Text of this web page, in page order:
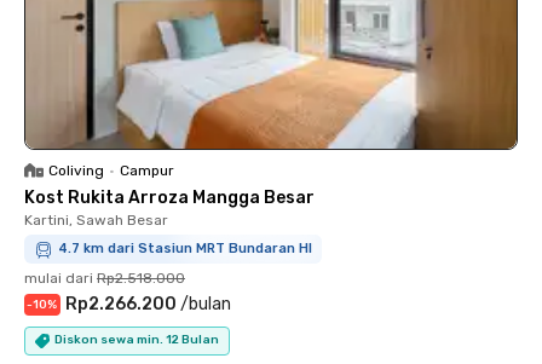
Coliving • Campur
Kost Rukita Arroza Mangga Besar
Kartini, Sawah Besar
4.7 km dari Stasiun MRT Bundaran HI
mulai dari Rp2.518.000
-10% Rp2.266.200 /bulan
Diskon sewa min. 12 Bulan